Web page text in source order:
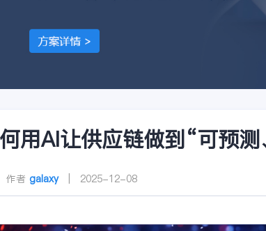
用AI让供应链做到“可预测
作者 galaxy| 2025-12-08